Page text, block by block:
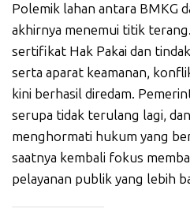
Polemik lahan antara BMKG
akhirnya menemui titik
sertifikat Hak Pakai dan
serta aparat keamanan,
kini berhasil diredam.
serupa tidak terulang lagi,
menghormati hukum yang
saatnya kembali fokus
pelayanan publik yang lebih